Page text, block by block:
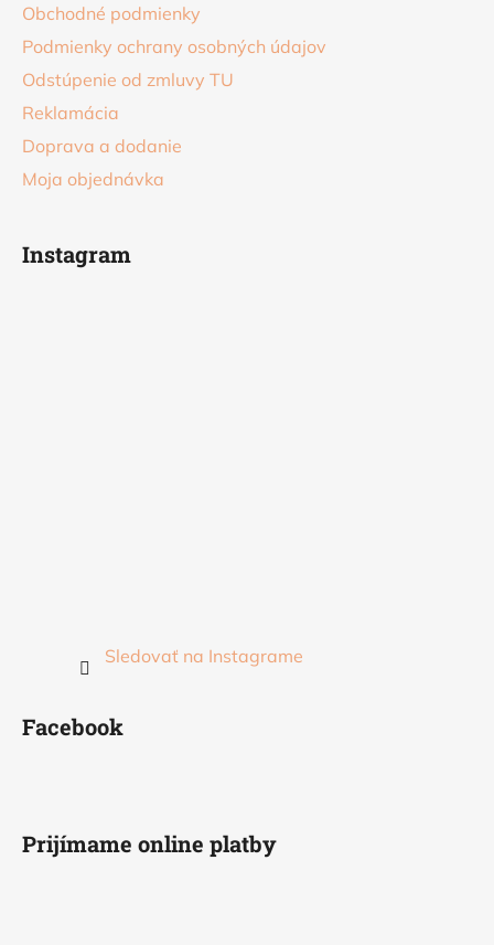
Obchodné podmienky
Podmienky ochrany osobných údajov
Odstúpenie od zmluvy TU
Reklamácia
Doprava a dodanie
Moja objednávka
Instagram
Sledovať na Instagrame
Facebook
Prijímame online platby